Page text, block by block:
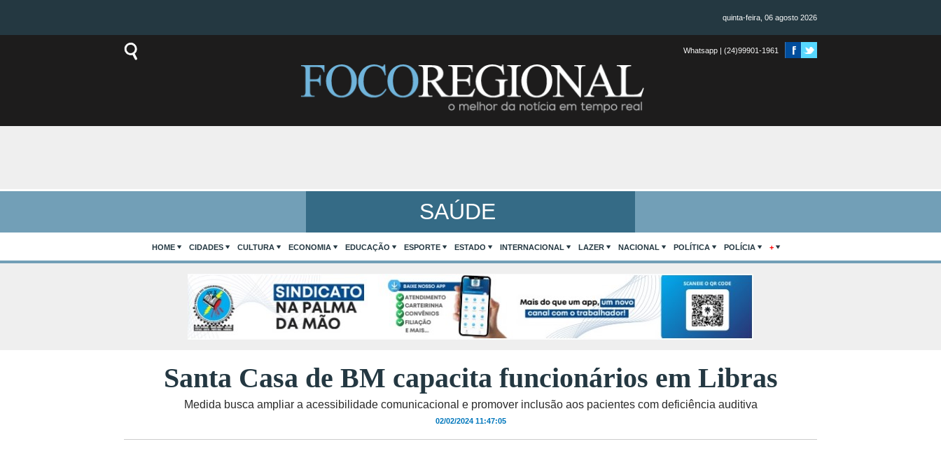
quinta-feira, 06 agosto 2026
Whatsapp | (24)99901-1961
SAÚDE
HOME CIDADES CULTURA ECONOMIA EDUCAÇÃO ESPORTE ESTADO INTERNACIONAL LAZER NACIONAL POLÍTICA POLÍCIA +
Santa Casa de BM capacita funcionários em Libras
Medida busca ampliar a acessibilidade comunicacional e promover inclusão aos pacientes com deficiência auditiva
02/02/2024 11:47:05